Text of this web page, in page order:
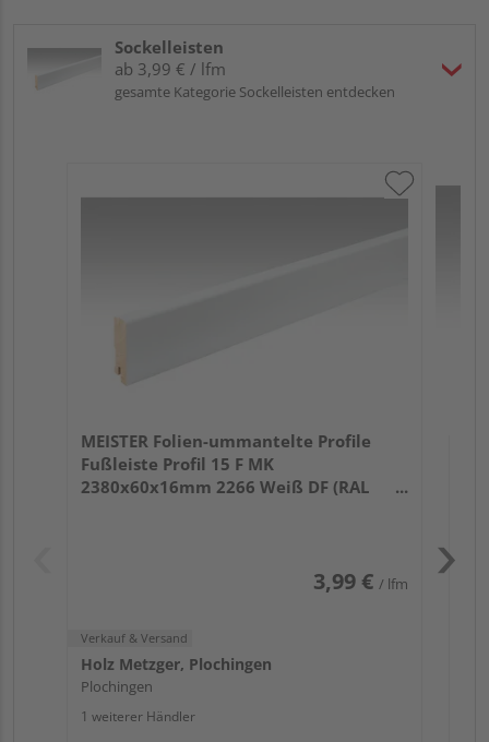
Sockelleisten
ab 3,99 € / lfm
gesamte Kategorie Sockelleisten entdecken
MEISTER Folien-ummantelte Profile
Fußleiste Profil 15 F MK
2380x60x16mm 2266 Weiß DF (RAL
3,99 € / lfm
Verkauf & Versand
Holz Metzger, Plochingen
Plochingen
1 weiterer Händler